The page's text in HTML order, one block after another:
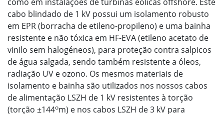
cabo blindado de 1 kV possui um isolamento robusto
em EPR (borracha de etileno-propileno) e uma bainha
resistente e não tóxica em HF-EVA (etileno acetato de
vinilo sem halogéneos), para proteção contra salpicos
de água salgada, sendo também resistente a óleos,
radiação UV e ozono. Os mesmos materiais de
isolamento e bainha são utilizados nos nossos cabos
de alimentação LSZH de 1 kV resistentes à torção
(torção ±144om) e nos cabos LSZH de 3 kV para